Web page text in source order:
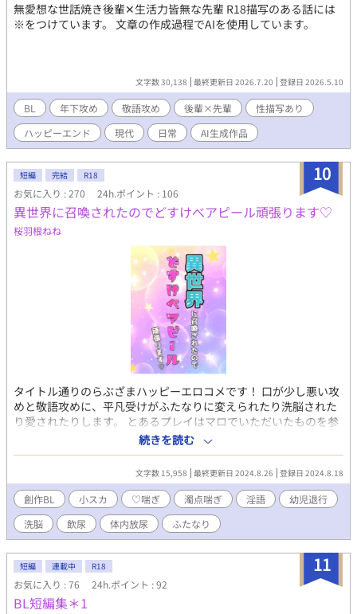
無愛想な世話焼き後輩✕生活力皆無な先輩 R18描写のある話には
※をつけています。 文章の作成過程でAIを使用しています。
文字数 30,138 最終更新日 2026.7.20 登録日 2026.5.10
BL 年下攻め 敬語攻め 後輩×先輩
性描写あり
ハッピーエンド
現代 日常 AI生成作品
10
短編 完結 R18
お気に入り : 270 24h.ポイント : 106
異世界に召喚されたのでどすけべアピール頑張ります♡
桜羽根ねね
タイトル通りのらぶざまハッピーエロコメです！ 口が少し悪い攻
めと敬語攻めに、平凡受けがふたなりに変えられたり洗脳された
り愛されたりします。 とあるプレイはマロでいただいたものを参
考に書かせていただきました。送っていただいたマロ主さん、あ
りがとうございます。 何でも美味しく食べる方向けです！
続きを読む
文字数 15,958 最終更新日 2024.8.26 登録日 2024.8.18
創作BL 小スカ ♡喘ぎ 濁点喘ぎ 淫語
幼児退行
洗脳
飲尿 体内放尿 ふたなり
11
短編 連載中 R18
お気に入り : 76 24h.ポイント : 92
BL短編集＊1